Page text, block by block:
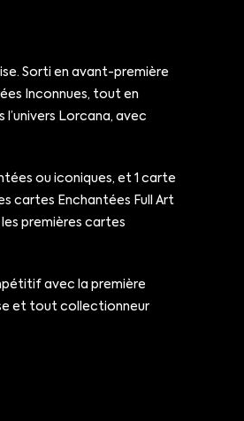
Sorti en avant-première
Inconnues, tout en
Lorcana, avec
ou iconiques, et 1 carte
cartes Enchantées Full Art
premières cartes
avec la première
et tout collectionneur